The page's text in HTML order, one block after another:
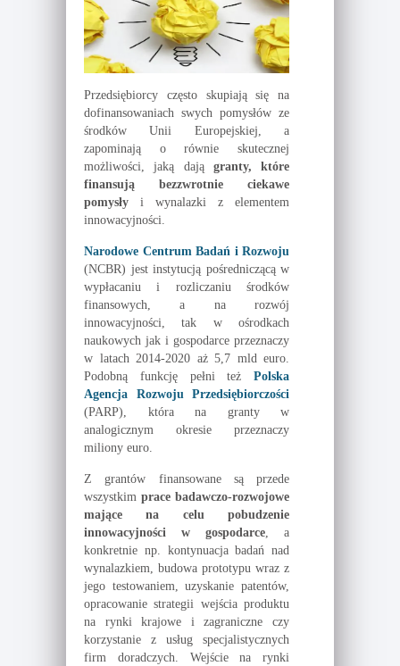
Przedsiębiorcy często skupiają się na
dofinansowaniach swych pomysłów ze
środków Unii Europejskiej, a
zapominają o równie skutecznej
możliwości, jaką dają granty, które
finansują bezzwrotnie ciekawe
pomysły i wynalazki z elementem
innowacyjności.
Narodowe Centrum Badań i Rozwoju
(NCBR) jest instytucją pośredniczącą w
wypłacaniu i rozliczaniu środków
finansowych, a na rozwój
innowacyjności, tak w ośrodkach
naukowych jak i gospodarce przeznaczy
w latach 2014-2020 aż 5,7 mld euro.
Podobną funkcję pełni też Polska
Agencja Rozwoju Przedsiębiorczości
(PARP), która na granty w
analogicznym okresie przeznaczy
miliony euro.
Z grantów finansowane są przede
wszystkim prace badawczo-rozwojowe
mające na celu pobudzenie
innowacyjności w gospodarce, a
konkretnie np. kontynuacja badań nad
wynalazkiem, budowa prototypu wraz z
jego testowaniem, uzyskanie patentów,
opracowanie strategii wejścia produktu
na rynki krajowe i zagraniczne czy
korzystanie z usług specjalistycznych
firm doradczych. Wejście na rynki